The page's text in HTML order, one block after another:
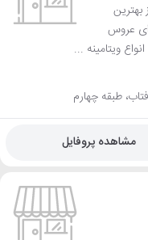
ای عروس
ویتامینه ...
طبقه چهارم
مشاهده پروفایل